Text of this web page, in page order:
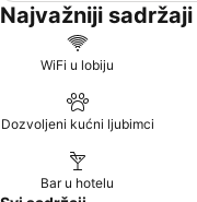
Najvažniji sadržaji
WiFi u lobiju
Dozvoljeni kućni ljubimci
Bar u hotelu